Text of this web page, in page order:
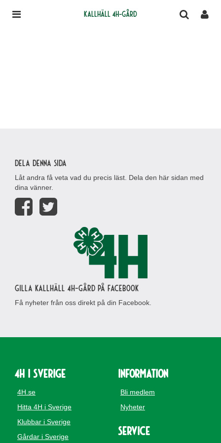
Kallhäll 4H-gård
Dela denna sida
Låt andra få veta vad du precis läst. Dela den här sidan med
dina vänner.
Gilla Kallhäll 4H-gård på Facebook
Få nyheter från oss direkt på din Facebook.
4H i Sverige
4H.se
Hitta 4H i Sverige
Klubbar i Sverige
Gårdar i Sverige
Information
Bli medlem
Nyheter
Service